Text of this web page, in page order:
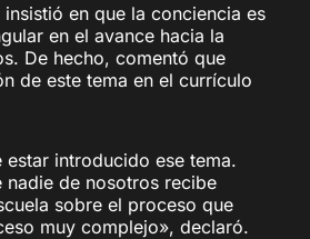
en que la conciencia es
en el avance hacia la
De hecho, comentó que
de este tema en el currículo
estar introducido ese tema.
nadie de nosotros recibe
sobre el proceso que
muy complejo», declaró.